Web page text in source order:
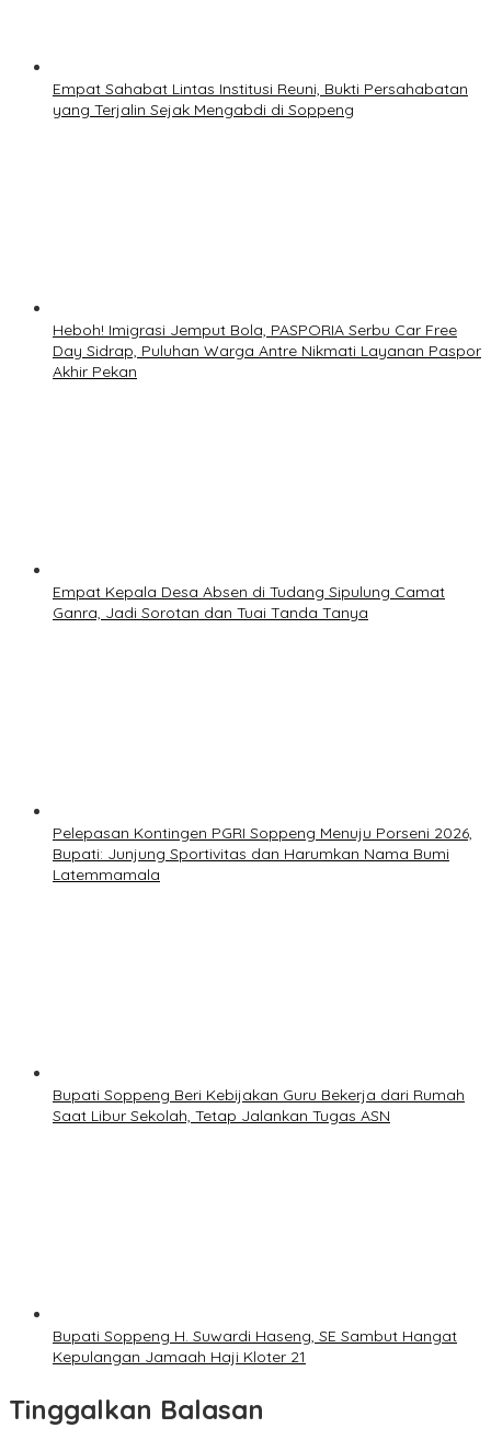
Empat Sahabat Lintas Institusi Reuni, Bukti Persahabatan
yang Terjalin Sejak Mengabdi di Soppeng
Heboh! Imigrasi Jemput Bola, PASPORIA Serbu Car Free
Day Sidrap, Puluhan Warga Antre Nikmati Layanan Paspor
Akhir Pekan
Empat Kepala Desa Absen di Tudang Sipulung Camat
Ganra, Jadi Sorotan dan Tuai Tanda Tanya
Pelepasan Kontingen PGRI Soppeng Menuju Porseni 2026,
Bupati: Junjung Sportivitas dan Harumkan Nama Bumi
Latemmamala
Bupati Soppeng Beri Kebijakan Guru Bekerja dari Rumah
Saat Libur Sekolah, Tetap Jalankan Tugas ASN
Bupati Soppeng H. Suwardi Haseng, SE Sambut Hangat
Kepulangan Jamaah Haji Kloter 21
Tinggalkan Balasan